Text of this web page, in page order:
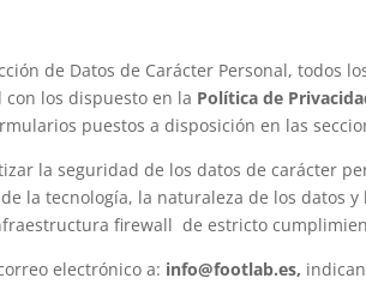
de Datos de Carácter Personal, todos
los dispuesto en la Política de
puestos a disposición en las
la seguridad de los datos de carácter
la tecnología, la naturaleza de los datos y
firewall de estricto
electrónico a: info@footlab.es,